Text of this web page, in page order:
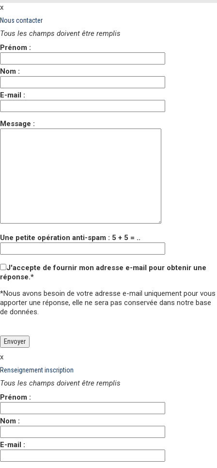
x
Nous contacter
Tous les champs doivent être remplis
Prénom :
Nom :
E-mail :
Message :
Une petite opération anti-spam : 5 + 5 = ..
J'accepte de fournir mon adresse e-mail pour obtenir une
réponse.*
*Nous avons besoin de votre adresse e-mail uniquement pour vous
apporter une réponse, elle ne sera pas conservée dans notre base
de données.
Veuillez laisser ce champ vide.
x
Renseignement inscription
Tous les champs doivent être remplis
Prénom :
Nom :
E-mail :